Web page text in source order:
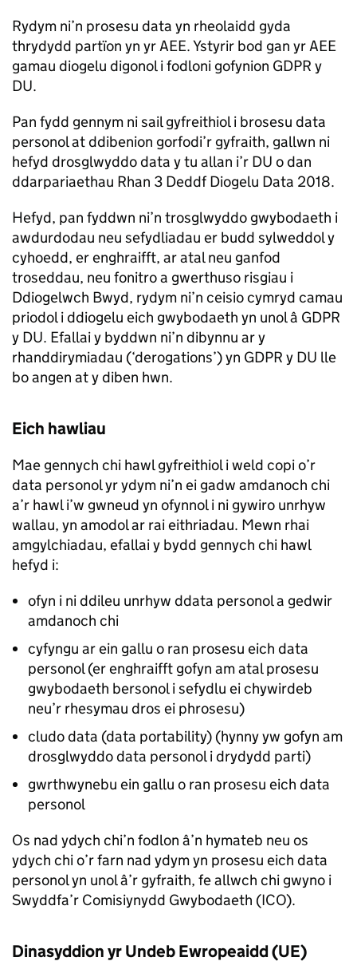
Rydym ni’n prosesu data yn rheolaidd gyda
thrydydd partïon yn yr AEE. Ystyrir bod gan yr AEE
gamau diogelu digonol i fodloni gofynion GDPR y
DU.
Pan fydd gennym ni sail gyfreithiol i brosesu data
personol at ddibenion gorfodi’r gyfraith, gallwn ni
hefyd drosglwyddo data y tu allan i’r DU o dan
ddarpariaethau Rhan 3 Deddf Diogelu Data 2018.
Hefyd, pan fyddwn ni’n trosglwyddo gwybodaeth i
awdurdodau neu sefydliadau er budd sylweddol y
cyhoedd, er enghraifft, ar atal neu ganfod
troseddau, neu fonitro a gwerthuso risgiau i
Ddiogelwch Bwyd, rydym ni’n ceisio cymryd camau
priodol i ddiogelu eich gwybodaeth yn unol â GDPR
y DU. Efallai y byddwn ni’n dibynnu ar y
rhanddirymiadau (‘derogations’) yn GDPR y DU lle
bo angen at y diben hwn.
Eich hawliau
Mae gennych chi hawl gyfreithiol i weld copi o’r
data personol yr ydym ni’n ei gadw amdanoch chi
a’r hawl i’w gwneud yn ofynnol i ni gywiro unrhyw
wallau, yn amodol ar rai eithriadau. Mewn rhai
amgylchiadau, efallai y bydd gennych chi hawl
hefyd i:
ofyn i ni ddileu unrhyw ddata personol a gedwir
amdanoch chi
cyfyngu ar ein gallu o ran prosesu eich data
personol (er enghraifft gofyn am atal prosesu
gwybodaeth bersonol i sefydlu ei chywirdeb
neu’r rhesymau dros ei phrosesu)
cludo data (data portability) (hynny yw gofyn am
drosglwyddo data personol i drydydd parti)
gwrthwynebu ein gallu o ran prosesu eich data
personol
Os nad ydych chi’n fodlon â’n hymateb neu os
ydych chi o’r farn nad ydym yn prosesu eich data
personol yn unol â’r gyfraith, fe allwch chi gwyno i
Swyddfa’r Comisiynydd Gwybodaeth (ICO).
Dinasyddion yr Undeb Ewropeaidd (UE)